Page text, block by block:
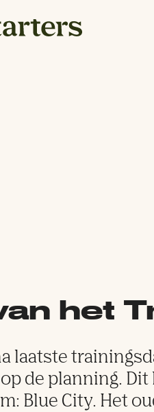
het
laatste
de planning.
Blue City. Het